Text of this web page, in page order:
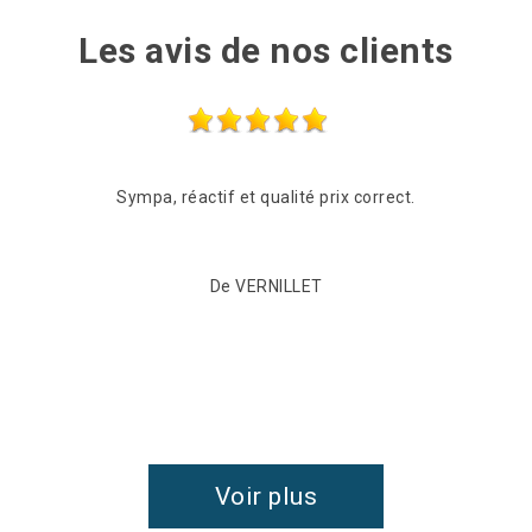
Les avis de nos clients
Sympa, réactif et qualité prix correct.
De VERNILLET
Voir plus